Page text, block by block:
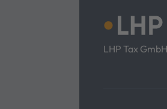
LHP Tax